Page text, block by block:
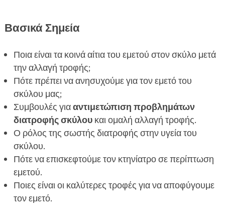
την αλλαγή τροφής
Πότε να επισκεφτείτε τον κτηνίατρό σας
 Συμβουλές για να βοηθήσετε τον σκύλο σας να
προσαρμοστεί στη νέα τροφή
 Ποιες τροφές είναι καλύτερες για να αποφύγετε
τον έμετο
 Εισαγωγή στα προϊόντα CricksyDog
Juliet ξηρή τροφή για μικρά σκυλιά
Ted ξηρή τροφή για μεσαία και μεγάλα σκυλιά
 Ely υγρή τροφή
 Friky και MeatLover λιχουδιές
 FAQ
Βασικά Σημεία
Ποια είναι τα κοινά αίτια του εμετού στον σκύλο μετά
την αλλαγή τροφής;
Πότε πρέπει να ανησυχούμε για τον εμετό του
σκύλου μας;
Συμβουλές γιααντιμετώπιση προβλημάτων
διατροφής σκύλουκαι ομαλή αλλαγή τροφής.
Ο ρόλος της σωστής διατροφής στην υγεία του
σκύλου.
Πότε να επισκεφτούμε τον κτηνίατρο σε περίπτωση
εμετού.
Ποιες είναι οι καλύτερες τροφές για να αποφύγουμε
τον εμετό.